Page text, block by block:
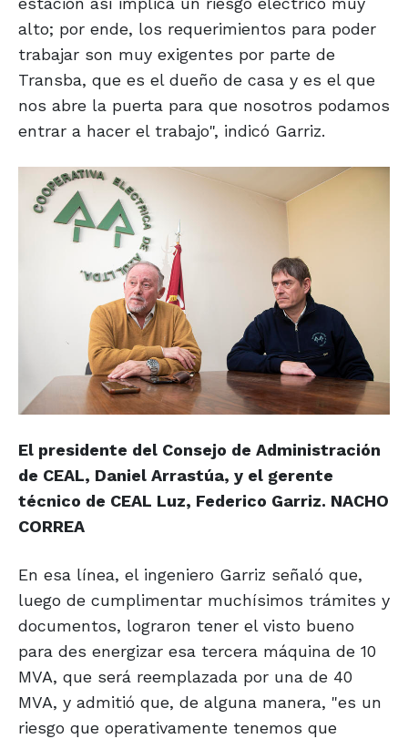
alto; por ende, los requerimientos para poder
trabajar son muy exigentes por parte de
Transba, que es el dueño de casa y es el que
nos abre la puerta para que nosotros podamos
entrar a hacer el trabajo", indicó Garriz.
El presidente del Consejo de Administración
de CEAL, Daniel Arrastúa, y el gerente
técnico de CEAL Luz, Federico Garriz. NACHO
CORREA
En esa línea, el ingeniero Garriz señaló que,
luego de cumplimentar muchísimos trámites y
documentos, lograron tener el visto bueno
para des energizar esa tercera máquina de 10
MVA, que será reemplazada por una de 40
MVA, y admitió que, de alguna manera, "es un
riesgo que operativamente tenemos que